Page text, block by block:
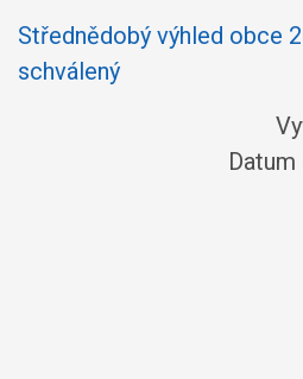
Střednědobý výhled obce
schválený